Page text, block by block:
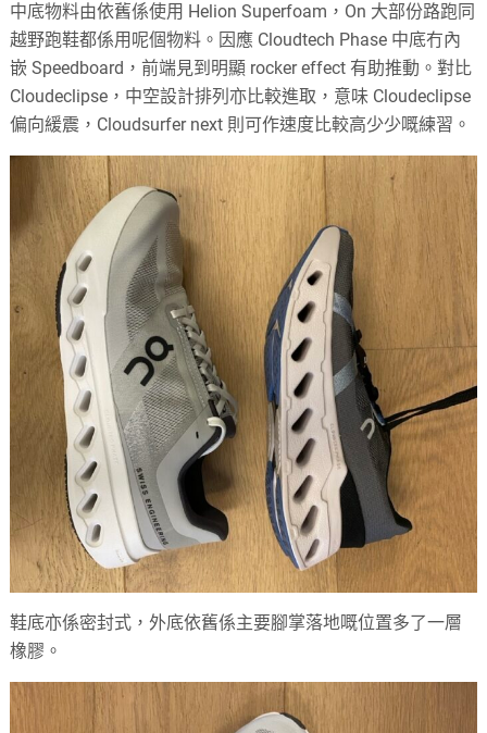
中底物料由依舊係使用 Helion Superfoam，On 大部份路跑同
越野跑鞋都係用呢個物料。因應 Cloudtech Phase 中底冇內
嵌 Speedboard，前端見到明顯 rocker effect 有助推動。對比
Cloudeclipse，中空設計排列亦比較進取，意味 Cloudeclipse
偏向緩震，Cloudsurfer next 則可作速度比較高少少嘅練習。
鞋底亦係密封式，外底依舊係主要腳掌落地嘅位置多了一層
橡膠。